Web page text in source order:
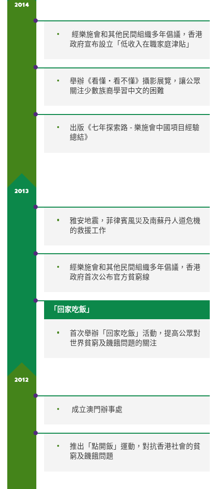
2014
經樂施會和其他民間組織多年倡議，香港
政府宣布設立「低收入在職家庭津貼」
舉辦《看懂‧看不懂》攝影展覽，讓公眾
關注少數族裔學習中文的困難
出版《七年探索路 - 樂施會中國項目經驗
總結》
2013
雅安地震，菲律賓風災及南蘇丹人道危機
的救援工作
經樂施會和其他民間組織多年倡議，香港
政府首次公布官方貧窮線
「回家吃飯」
首次舉辦「回家吃飯」活動，提高公眾對
世界貧窮及饑餓問題的關注
2012
成立澳門辦事處
推出「點開飯」運動，對抗香港社會的貧
窮及饑餓問題